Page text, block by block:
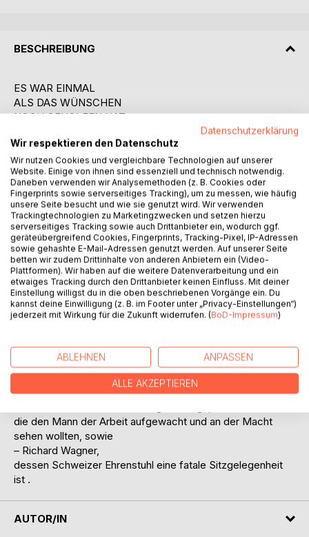
BESCHREIBUNG
ES WAR EINMAL
ALS DAS WÜNSCHEN
NOCH GEHOLFEN HAT...
im 19. Jahrhundert
Anmerkungen zu
– Philipp Friedrich Schütz,
den in Heidelberg geköpften Dichter der Romantik,
– Jacob und Wilhelm Grimm,
die ersten deutschen Märchenerzähler,
– Johann Georg August Wirth,
den Vorkämpfer für Demokratie und Preßfreiheit,
– Heinrich Heine
und andere verkannte, verbannte und verbrannte Dichter
– Emma Herwegh,
die Amazone der Freiheit und erste deutsche Heerführerin,
– Ferdinand Freiligrath,
Dietrich zum Weinen brachte,
– P aul Heyse,
den vergessenen Dichterfürsten und ersten deutschen
Nobelpreisträger der Literatur,
die den Mann der Arbeit aufgewacht und an der Macht
sehen wollten, sowie
– Richard Wagner,
dessen Schweizer Ehrenstuhl eine fatale Sitzgelegenheit
ist .
AUTOR/IN
Datenschutzerklärung
Wir respektieren den Datenschutz
Wir nutzen Cookies und vergleichbare Technologien auf unserer
Website. Einige von ihnen sind essenziell und technisch notwendig.
Daneben verwenden wir Analysemethoden (z. B. Cookies oder
Fingerprints sowie serverseitiges Tracking), um zu messen, wie häufig
unsere Seite besucht und wie sie genutzt wird. Wir verwenden
Trackingtechnologien zu Marketingzwecken und setzen hierzu
serverseitiges Tracking sowie auch Drittanbieter ein, wodurch ggf.
geräteübergreifend Cookies, Fingerprints, Tracking-Pixel, IP-Adressen
sowie gehashte E-Mail-Adressen genutzt werden. Auf unserer Seite
betten wir zudem Drittinhalte von anderen Anbietern ein (Video-
Plattformen). Wir haben auf die weitere Datenverarbeitung und ein
etwaiges Tracking durch den Drittanbieter keinen Einfluss. Mit deiner
Einstellung willigst du in die oben beschriebenen Vorgänge ein. Du
kannst deine Einwilligung (z. B. im Footer unter „Privacy-Einstellungen“)
jederzeit mit Wirkung für die Zukunft widerrufen. (BoD-Impressum)
ABLEHNEN ANPASSEN
ALLE AKZEPTIEREN